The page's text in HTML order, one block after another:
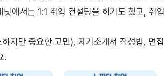
에서는 1:1 취업 컨설팅을 하기도 했고,
지만 중요한 고민), 자기소개서 작성법, 면
.